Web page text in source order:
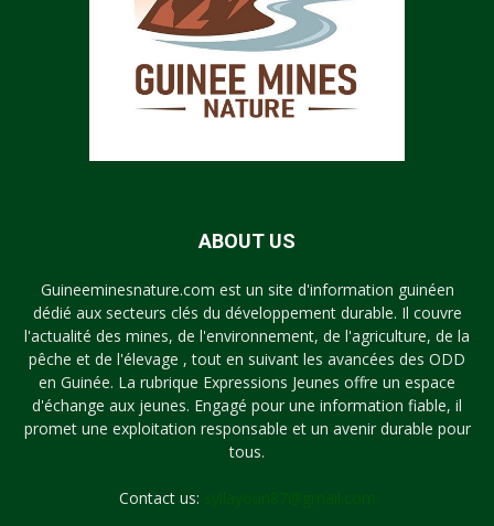
ABOUT US
Guineeminesnature.com est un site d'information guinéen
dédié aux secteurs clés du développement durable. Il couvre
l'actualité des mines, de l'environnement, de l'agriculture, de la
pêche et de l'élevage , tout en suivant les avancées des ODD
en Guinée. La rubrique Expressions Jeunes offre un espace
d'échange aux jeunes. Engagé pour une information fiable, il
promet une exploitation responsable et un avenir durable pour
tous.
Contact us: